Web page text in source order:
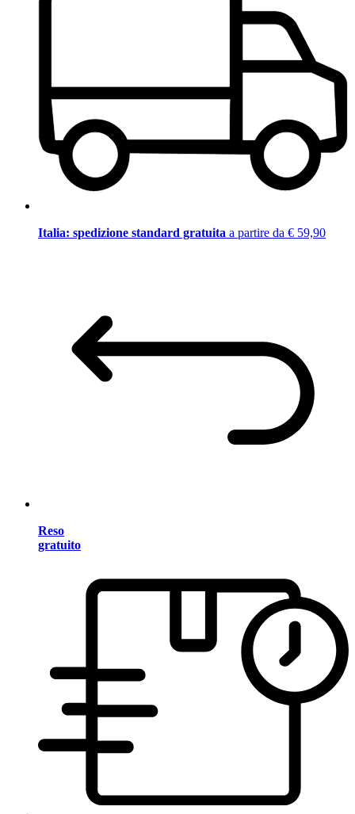
Italia: spedizione standard gratuita a partire da € 59,90
Reso
gratuito